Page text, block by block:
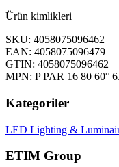
Ürün kimlikleri
SKU: 4058075096462
EAN: 4058075096479
GTIN: 4058075096462
MPN: P PAR 16 80 60°
Kategoriler
LED Lighting &
ETIM Group